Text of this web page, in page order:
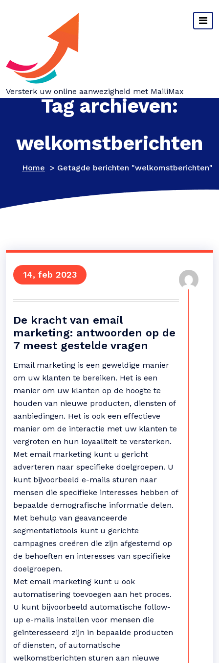
Versterk uw online aanwezigheid met MailiMax
Tag archieven:
welkomstberichten
Home > Getagde berichten "welkomstberichten"
14, feb 2023
De kracht van email
marketing: antwoorden op de
7 meest gestelde vragen
Email marketing is een geweldige manier
om uw klanten te bereiken. Het is een
manier om uw klanten op de hoogte te
houden van nieuwe producten, diensten of
aanbiedingen. Het is ook een effectieve
manier om de interactie met uw klanten te
vergroten en hun loyaaliteit te versterken.
Met email marketing kunt u gericht
adverteren naar specifieke doelgroepen. U
kunt bijvoorbeeld e-mails sturen naar
mensen die specifieke interesses hebben of
bepaalde demografische informatie delen.
Met behulp van geavanceerde
segmentatietools kunt u gerichte
campagnes creëren die zijn afgestemd op
de behoeften en interesses van specifieke
doelgroepen.
Met email marketing kunt u ook
automatisering toevoegen aan het proces.
U kunt bijvoorbeeld automatische follow-
up e-mails instellen voor mensen die
geïnteresseerd zijn in bepaalde producten
of diensten, of automatische
welkomstberichten sturen aan nieuwe